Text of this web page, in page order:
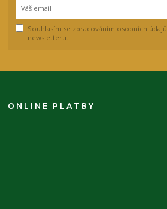
Souhlasím se zpracováním osobních údajů
newsletteru.
ONLINE PLATBY